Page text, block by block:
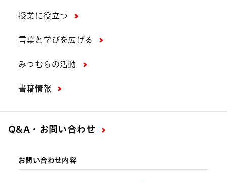
授業に役立つ
言葉と学びを広げる
みつむらの活動
書籍情報
Q&A・お問い合わせ
お問い合わせ内容